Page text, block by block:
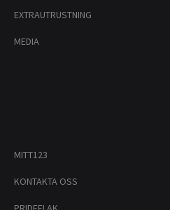
EXTRAUTRUSTNING
MEDIA
MITT123
KONTAKTA OSS